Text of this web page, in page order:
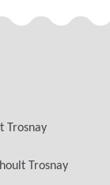
Trosnay
Trosnay